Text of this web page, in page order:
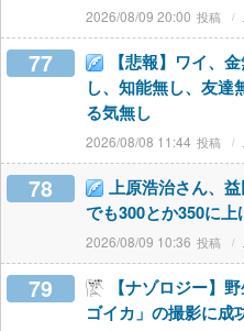
2026/08/09 20:00
77
【悲報】ワイ、
し、知能無し、友達
る気無し
2026/08/08 11:44
78
上原浩治さん、
でも300とか350に上
2026/08/09 10:36
79
【ナゾロジー】
ゴイカ」の撮影に成